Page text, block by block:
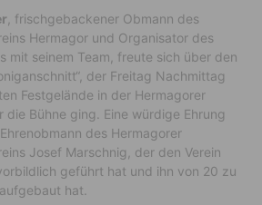
, frischgebackener Obmann des
Hermagor und Organisator des
mit seinem Team, freute sich über den
der Freitag Nachmittag
Festgelände in der Hermagorer
die Bühne ging. Eine würdige Ehrung
des Hermagorer
Josef Marschnig, der den Verein
geführt hat und ihn von 20 zu
hat.